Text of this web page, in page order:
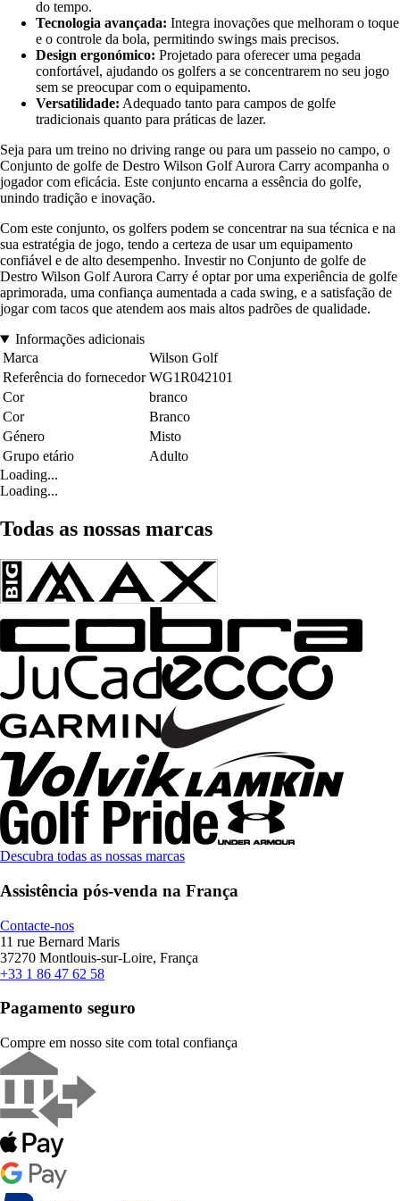
do tempo.
Tecnologia avançada: Integra inovações que melhoram o toque
e o controle da bola, permitindo swings mais precisos.
Design ergonómico: Projetado para oferecer uma pegada
confortável, ajudando os golfers a se concentrarem no seu jogo
sem se preocupar com o equipamento.
Versatilidade: Adequado tanto para campos de golfe
tradicionais quanto para práticas de lazer.
Seja para um treino no driving range ou para um passeio no campo, o
Conjunto de golfe de Destro Wilson Golf Aurora Carry acompanha o
jogador com eficácia. Este conjunto encarna a essência do golfe,
unindo tradição e inovação.
Com este conjunto, os golfers podem se concentrar na sua técnica e na
sua estratégia de jogo, tendo a certeza de usar um equipamento
confiável e de alto desempenho. Investir no Conjunto de golfe de
Destro Wilson Golf Aurora Carry é optar por uma experiência de golfe
aprimorada, uma confiança aumentada a cada swing, e a satisfação de
jogar com tacos que atendem aos mais altos padrões de qualidade.
Informações adicionais
Marca
Wilson Golf
Referência do fornecedor WG1R042101
Cor
branco
Cor
Branco
Género
Misto
Grupo etário
Adulto
Loading...
Loading...
Todas as nossas marcas
Descubra todas as nossas marcas
Assistência pós-venda na França
Contacte-nos
11 rue Bernard Maris
37270 Montlouis-sur-Loire, França
+33 1 86 47 62 58
Pagamento seguro
Compre em nosso site com total confiança